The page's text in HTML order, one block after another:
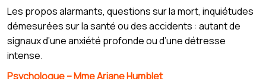
Les propos alarmants, questions sur la mort, inquiétudes
démesurées sur la santé ou des accidents : autant de
signaux d’une anxiété profonde ou d’une détresse
intense.
Psychologue – Mme Ariane Humblet